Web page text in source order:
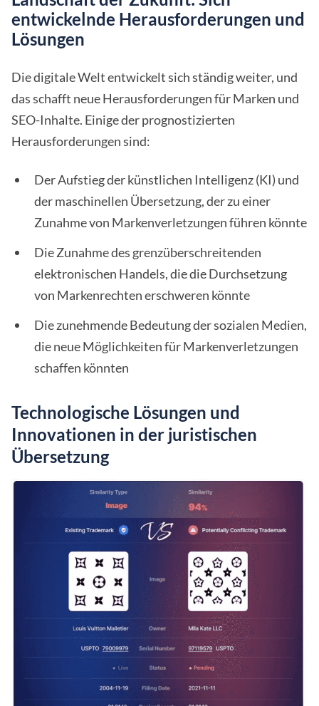
entwickelnde Herausforderungen und
Lösungen
Die digitale Welt entwickelt sich ständig weiter, und
das schafft neue Herausforderungen für Marken und
SEO-Inhalte. Einige der prognostizierten
Herausforderungen sind:
Der Aufstieg der künstlichen Intelligenz (KI) und
der maschinellen Übersetzung, der zu einer
Zunahme von Markenverletzungen führen könnte
Die Zunahme des grenzüberschreitenden
elektronischen Handels, die die Durchsetzung
von Markenrechten erschweren könnte
Die zunehmende Bedeutung der sozialen Medien,
die neue Möglichkeiten für Markenverletzungen
schaffen könnten
Technologische Lösungen und
Innovationen in der juristischen
Übersetzung